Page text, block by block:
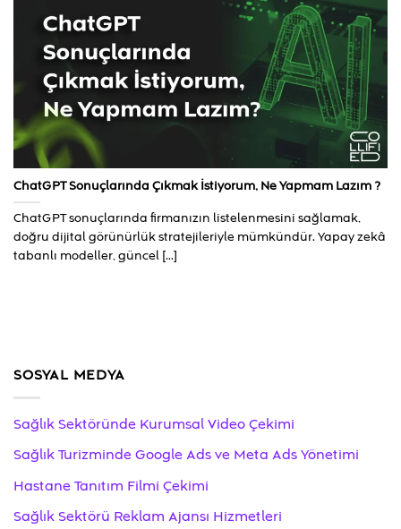
ChatGPT Sonuçlarında Çıkmak İstiyorum, Ne Yapmam Lazım ?
ChatGPT sonuçlarında firmanızın listelenmesini sağlamak,
doğru dijital görünürlük stratejileriyle mümkündür. Yapay zekâ
tabanlı modeller, güncel [...]
SOSYAL MEDYA
Sağlık Sektöründe Kurumsal Video Çekimi
Sağlık Turizminde Google Ads ve Meta Ads Yönetimi
Hastane Tanıtım Filmi Çekimi
Sağlık Sektörü Reklam Ajansı Hizmetleri